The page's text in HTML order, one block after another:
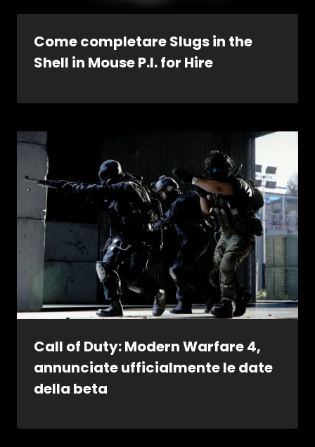
Come completare Slugs in the
Shell in Mouse P.I. for Hire
Call of Duty: Modern Warfare 4,
annunciate ufficialmente le date
della beta